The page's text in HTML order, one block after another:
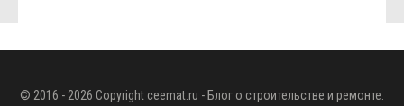
© 2016 - 2026 Copyright ceemat.ru - Блог о строительстве и ремонте.